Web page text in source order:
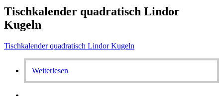
Tischkalender quadratisch Lindor
Kugeln
Tischkalender quadratisch Lindor Kugeln
Weiterlesen